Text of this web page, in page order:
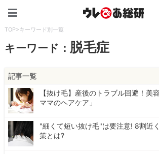
TOP>キーワード別一覧
キーワード： 脱毛症
記事一覧
【抜け毛】産後のトラブル回避！美
ママのヘアケア」
"細くて短い抜け毛"は要注意! 8割近
策とは?